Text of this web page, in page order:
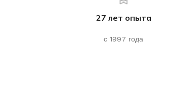
27 лет опыта
с 1997 года